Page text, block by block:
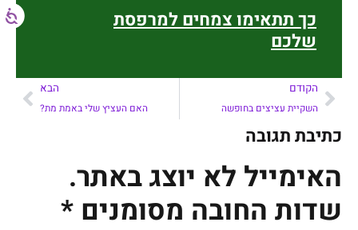
כך תתאימו צמחים למרפסת
שלכם
הקודם
השקיית עציצים בחופשה
הבא
האם העציץ שלי באמת מת?
כתיבת תגובה
האימייל לא יוצג באתר.
שדות החובה מסומנים *